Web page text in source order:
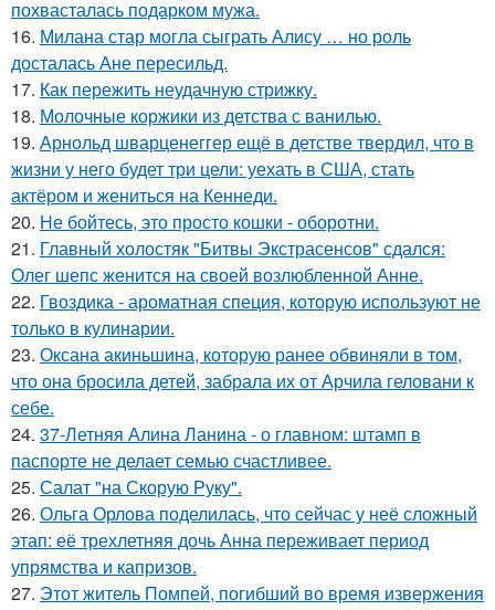
похвасталась подарком мужа.
16. Милана стар могла сыграть Алису … но роль
досталась Ане пересильд.
17. Как пережить неудачную стрижку.
18. Молочные коржики из детства с ванилью.
19. Арнольд шварценеггер ещё в детстве твердил, что в
жизни у него будет три цели: уехать в США, стать
актёром и жениться на Кеннеди.
20. Не бойтесь, это просто кошки - оборотни.
21. Главный холостяк "Битвы Экстрасенсов" сдался:
Олег шепс женится на своей возлюбленной Анне.
22. Гвоздика - ароматная специя, которую используют не
только в кулинарии.
23. Оксана акиньшина, которую ранее обвиняли в том,
что она бросила детей, забрала их от Арчила геловани к
себе.
24. 37-Летняя Алина Ланина - о главном: штамп в
паспорте не делает семью счастливее.
25. Салат "на Скорую Руку".
26. Ольга Орлова поделилась, что сейчас у неё сложный
этап: её трехлетняя дочь Анна переживает период
упрямства и капризов.
27. Этот житель Помпей, погибший во время извержения